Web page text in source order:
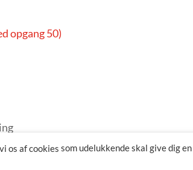
opgang 50)
89
os af cookies som udelukkende skal give dig